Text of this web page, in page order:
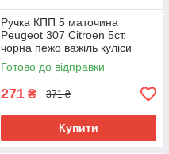
Ручка КПП 5 маточина
Peugeot 307 Citroen 5ст.
чорна пежо важіль куліси
перемикання передач
ситроен 5 швидкостей
Готово до відправки
271 ₴ 371 ₴
Купити